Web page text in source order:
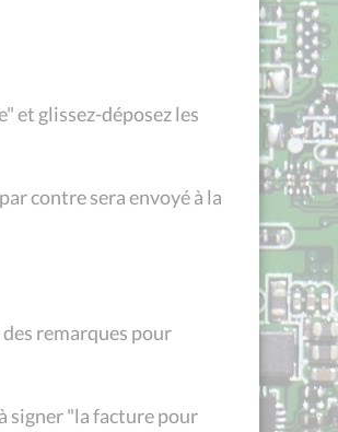
et glissez-déposez les
contre sera envoyé à la
remarques pour
signer "la facture pour